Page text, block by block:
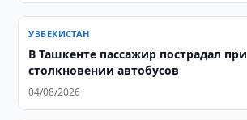
УЗБЕКИСТАН
В Ташкенте пассажир пострадал при
столкновении автобусов
04/08/2026